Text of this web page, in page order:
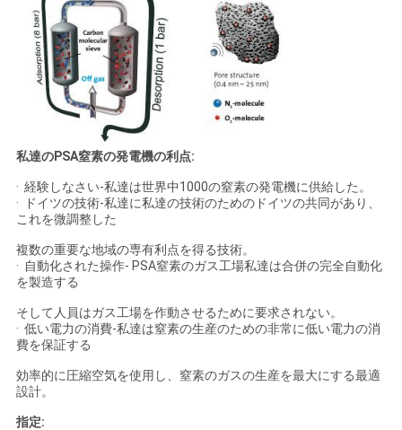
私達のPSA窒素の発電機の利点:
· 経験しなさい-私達は世界中1000の窒素の発電機に供給した。
· ドイツの技術-私達に私達の技術のためのドイツの共同があり、
これを微調整した
複数の重要な地域の専有利点を得る技術。
· 自動化された操作- PSA窒素のガス工場私達は合併の完全自動化
を製造する
そして人員はガス工場を作動させるために要求されない。
· 低い電力の消費-私達は窒素の生産のための非常に低い電力の消
費を保証する
効率的に圧縮空気を使用し、窒素のガスの生産を最大にする最適
設計。
指定: